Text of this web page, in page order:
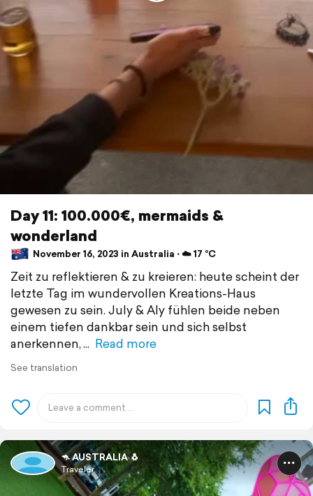
Day 11: 100.000€, mermaids &
wonderland
November 16, 2023 in Australia ⋅ ☁️ 17 °C
Zeit zu reflektieren & zu kreieren: heute scheint der
letzte Tag im wundervollen Kreations-Haus
gewesen zu sein. July & Aly fühlen beide neben
einem tiefen dankbar sein und sich selbst
anerkennen,
Read more
See translation
🦘 AUSTRALIA 🐧
Traveler